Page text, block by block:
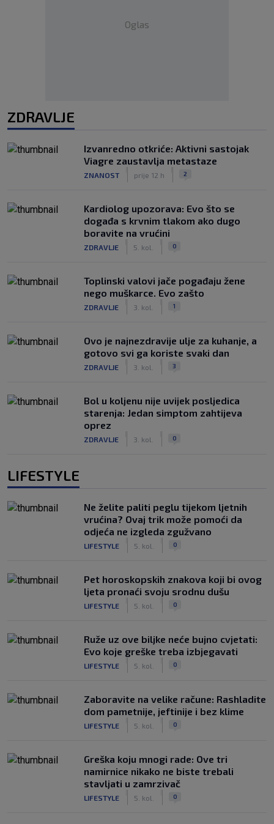
Oglas
ZDRAVLJE
Izvanredno otkriće: Aktivni sastojak
Viagre zaustavlja metastaze
ZNANOST prije 12 h 2
Kardiolog upozorava: Evo što se
događa s krvnim tlakom ako dugo
boravite na vrućini
ZDRAVLJE 5. kol. 0
Toplinski valovi jače pogađaju žene
nego muškarce. Evo zašto
ZDRAVLJE 3. kol. 1
Ovo je najnezdravije ulje za kuhanje, a
gotovo svi ga koriste svaki dan
ZDRAVLJE 3. kol. 3
Bol u koljenu nije uvijek posljedica
starenja: Jedan simptom zahtijeva
oprez
ZDRAVLJE 3. kol. 0
LIFESTYLE
Ne želite paliti peglu tijekom ljetnih
vrućina? Ovaj trik može pomoći da
odjeća ne izgleda zgužvano
LIFESTYLE 5. kol. 0
Pet horoskopskih znakova koji bi ovog
ljeta pronaći svoju srodnu dušu
LIFESTYLE 5. kol. 0
Ruže uz ove biljke neće bujno cvjetati:
Evo koje greške treba izbjegavati
LIFESTYLE 5. kol. 0
Zaboravite na velike račune: Rashladite
dom pametnije, jeftinije i bez klime
LIFESTYLE 5. kol. 0
Greška koju mnogi rade: Ove tri
namirnice nikako ne biste trebali
stavljati u zamrzivač
LIFESTYLE 5. kol. 0